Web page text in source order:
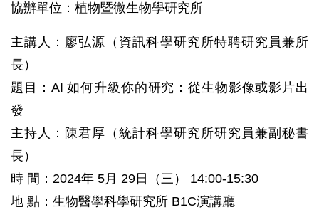
協辦單位：植物暨微生物學研究所
主講人：廖弘源（資訊科學研究所特聘研究員兼所
長）
題目：AI 如何升級你的研究：從生物影像或影片出
發
主持人：陳君厚（統計科學研究所研究員兼副秘書
長）
時 間：2024年 5月 29日（三） 14:00-15:30
地 點：生物醫學科學研究所 B1C演講廳